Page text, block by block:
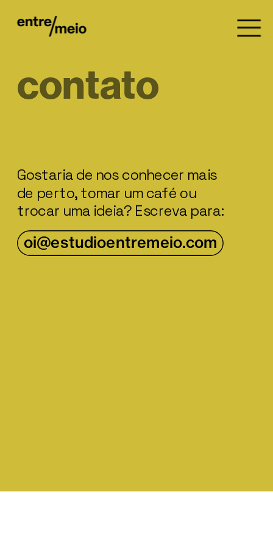
oi@estudioentremeio.com
contato
Gostaria de nos conhecer mais
de perto, tomar um café ou
trocar uma ideia? Escreva para: